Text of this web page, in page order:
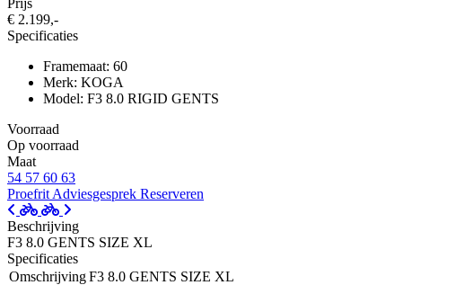
€ 2.199,-
Specificaties
Framemaat: 60
Merk: KOGA
Model: F3 8.0 RIGID GENTS
Voorraad
Op voorraad
Maat
54 57 60 63
Proefrit Adviesgesprek Reserveren
Beschrijving
F3 8.0 GENTS SIZE XL
Specificaties
OmschrijvingF3 8.0 GENTS SIZE XL